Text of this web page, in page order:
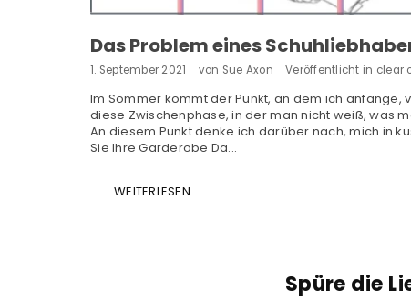
Das Problem eines
1. September 2021 von Sue Axon Veröffentlicht in clear
Im Sommer kommt der Punkt, an dem ich
diese Zwischenphase, in der man nicht weiß, was
An diesem Punkt denke ich darüber nach, mich in
Sie Ihre Garderobe Da...
WEITERLESEN
Spüre die